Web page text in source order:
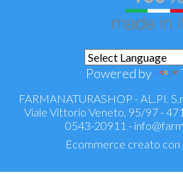
Powered by
FARMANATURASHOP - AL.PI.
Viale Vittorio Veneto, 95/97 -
0543-20911 -
Ecommerce creato con